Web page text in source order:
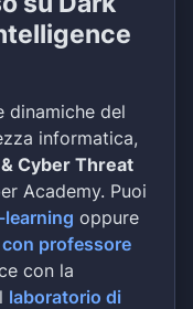
nurses
teach parents to
dinamiche del
informatica,
Cyber Threat
Academy. Puoi
learning oppure
professore
con la
laboratorio di